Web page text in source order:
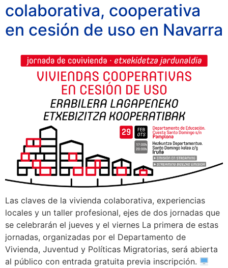
colaborativa, cooperativa
en cesión de uso en Navarra
Las claves de la vivienda colaborativa, experiencias
locales y un taller profesional, ejes de dos jornadas que
se celebrarán el jueves y el viernes La primera de estas
jornadas, organizadas por el Departamento de
Vivienda, Juventud y Políticas Migratorias, será abierta
al público con entrada gratuita previa inscripción.